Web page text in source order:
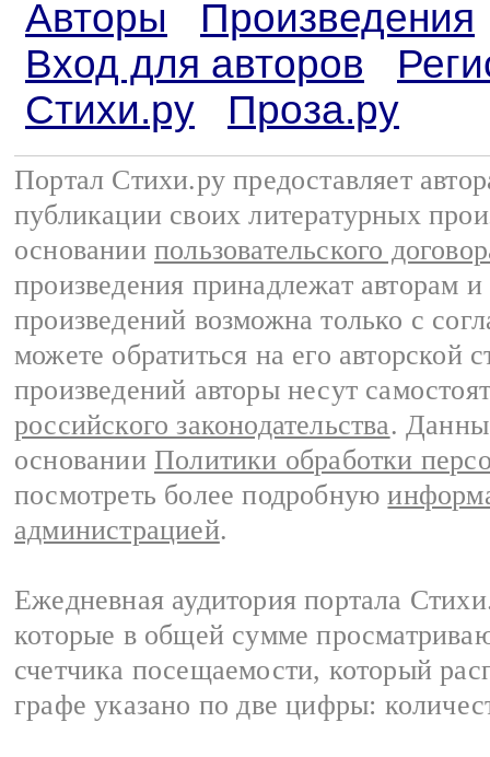
Авторы
Произведения
Вход для авторов
Стихи.ру
Проза.ру
Портал Стихи.ру предоставляет
публикации своих литературных
основании пользовательского
произведения принадлежат авторам
произведений возможна только с
можете обратиться на его авторской
произведений авторы несут
российского законодательства.
основании Политики обработки
посмотреть более подробную
администрацией.
Ежедневная аудитория портала
которые в общей сумме
счетчика посещаемости, который
графе указано по две цифры: